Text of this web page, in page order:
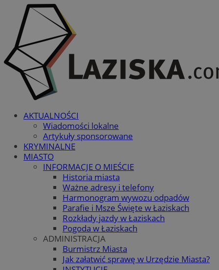
AKTUALNOŚCI
Wiadomości lokalne
Artykuły sponsorowane
KRYMINALNE
MIASTO
INFORMACJE O MIEŚCIE
Historia miasta
Ważne adresy i telefony
Harmonogram wywozu odpadów
Parafie i Msze Święte w Łaziskach
Rozkłady jazdy w Łaziskach
Pogoda w Łaziskach
ADMINISTRACJA
Burmistrz Miasta
Jak załatwić sprawę w Urzędzie Miasta?